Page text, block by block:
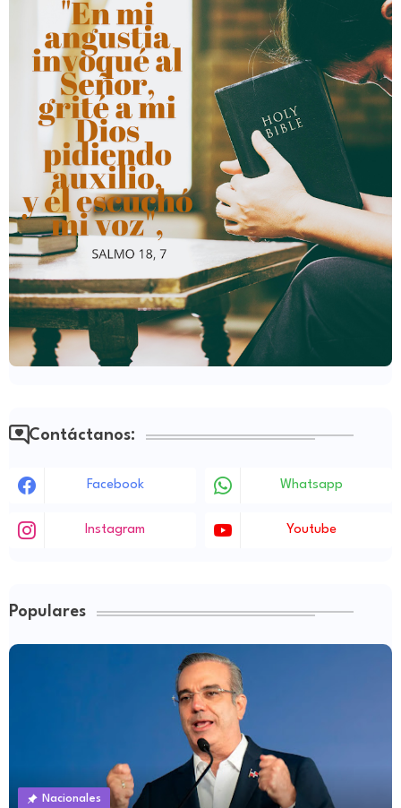
Contáctanos:
Facebook Whatsapp
Instagram Youtube
Populares
Nacionales